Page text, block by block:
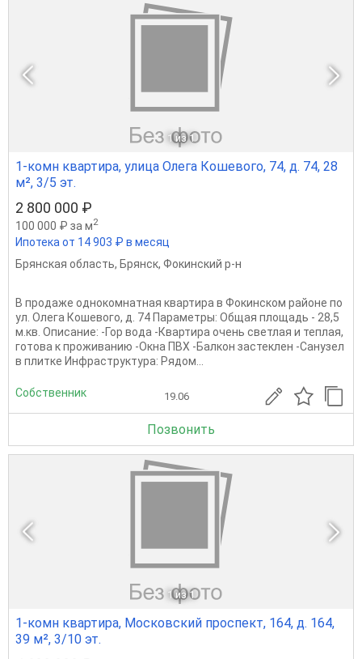
1 из 1
1-комн квартира, улица Олега Кошевого, 74, д. 74, 28
м², 3/5 эт.
2 800 000 ₽
100 000 ₽ за м2
Ипотека от 14 903 ₽ в месяц
Брянская область, Брянск, Фокинский р-н
B продaжe однокомнатная квaртиpa в Фокинском районе по
ул. Олега Кошевого, д. 74 Параметры: Общая площадь - 28,5
м.кв. Oпиcaние: -Гор вода -Квaртиpa очeнь cвeтлaя и теплaя,
готова к проживанию -Окна ПВХ -Балкон застеклен -Санузел
в плитке Инфpастpуктура: Рядом...
Собственник 19.06
Позвонить
1 из 1
1-комн квартира, Московский проспект, 164, д. 164,
39 м², 3/10 эт.